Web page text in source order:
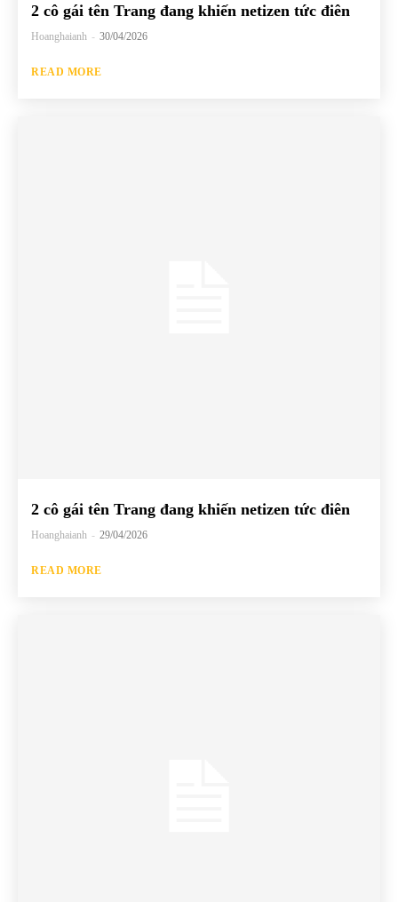
2 cô gái tên Trang đang khiến netizen tức điên
Hoanghaianh - 30/04/2026
READ MORE
2 cô gái tên Trang đang khiến netizen tức điên
Hoanghaianh - 29/04/2026
READ MORE